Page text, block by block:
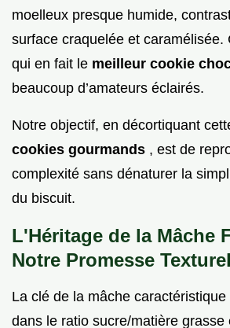
moelleux presque humide,
surface craquelée et caramélisée.
qui en fait le meilleur cookie
beaucoup d’amateurs éclairés.
Notre objectif, en décortiquant
cookies gourmands , est de
complexité sans dénaturer la
du biscuit.
L'Héritage de la Mâche
Notre Promesse
La clé de la mâche
dans le ratio sucre/matière grasse